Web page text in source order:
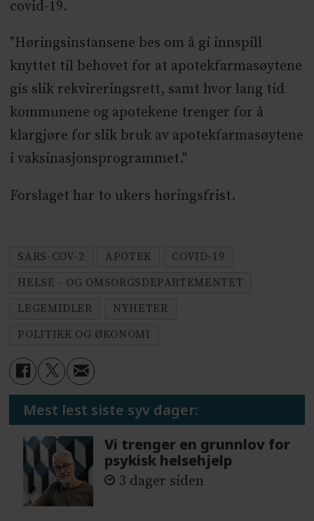
covid-19.
"Høringsinstansene bes om å gi innspill
knyttet til behovet for at apotekfarmasøytene
gis slik rekvireringsrett, samt hvor lang tid
kommunene og apotekene trenger for å
klargjøre for slik bruk av apotekfarmasøytene
i vaksinasjonsprogrammet."
Forslaget har to ukers høringsfrist.
SARS-COV-2 APOTEK
COVID-19
HELSE - OG OMSORGSDEPARTEMENTET
LEGEMIDLER
NYHETER
POLITIKK OG ØKONOMI
Mest lest siste syv dager:
Vi trenger en grunnlov for
psykisk helsehjelp
3 dager siden